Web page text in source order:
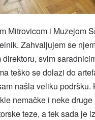
Mitrovicom i Muzejom
Zahvaljujem se
svim
teško se dolazi do
našla veliku podršku.
nemačke i neke
teze, a tek sada je